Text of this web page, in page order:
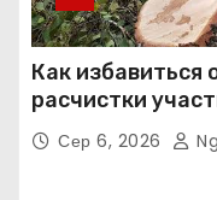
Как избавиться
расчистки
Сер 6, 2026